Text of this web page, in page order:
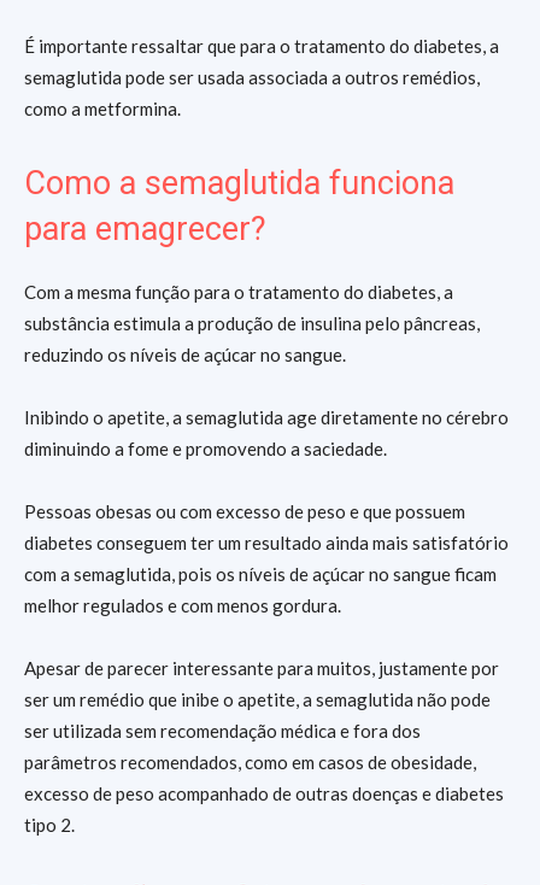
É importante ressaltar que para o tratamento do diabetes, a
semaglutida pode ser usada associada a outros remédios,
como a metformina.
Como a semaglutida funciona
para emagrecer?
Com a mesma função para o tratamento do diabetes, a
substância estimula a produção de insulina pelo pâncreas,
reduzindo os níveis de açúcar no sangue.
Inibindo o apetite, a semaglutida age diretamente no cérebro
diminuindo a fome e promovendo a saciedade.
Pessoas obesas ou com excesso de peso e que possuem
diabetes conseguem ter um resultado ainda mais satisfatório
com a semaglutida, pois os níveis de açúcar no sangue ficam
melhor regulados e com menos gordura.
Apesar de parecer interessante para muitos, justamente por
ser um remédio que inibe o apetite, a semaglutida não pode
ser utilizada sem recomendação médica e fora dos
parâmetros recomendados, como em casos de obesidade,
excesso de peso acompanhado de outras doenças e diabetes
tipo 2.